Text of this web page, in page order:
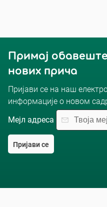
Примај
нових прича
Пријави се на наш
информације о новом
Мејл адреса
Пријави се